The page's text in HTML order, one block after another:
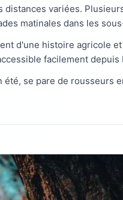
variées.
matinales dans les
d'une histoire agricole
facilement depuis
se pare de rousseurs